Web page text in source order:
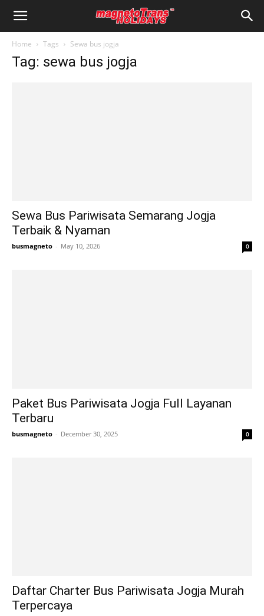
Home Tags Sewa bus jogja
Tag: sewa bus jogja
Sewa Bus Pariwisata Semarang Jogja
Terbaik & Nyaman
busmagneto - May 10, 2026 0
Paket Bus Pariwisata Jogja Full Layanan
Terbaru
busmagneto - December 30, 2025 0
Daftar Charter Bus Pariwisata Jogja Murah
Terpercaya